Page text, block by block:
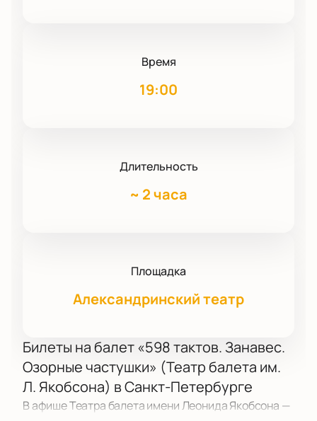
Время
19:00
Длительность
~ 2 часа
Площадка
Александринский театр
Билеты на балет «598 тактов. Занавес.
Озорные частушки» (Театр балета им.
Л. Якобсона) в Санкт-Петербурге
В афише Театра балета имени Леонида Якобсона —